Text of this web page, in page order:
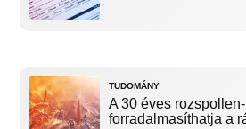
TUDOMÁNY
A 30 éves
forradalmasíthatja a